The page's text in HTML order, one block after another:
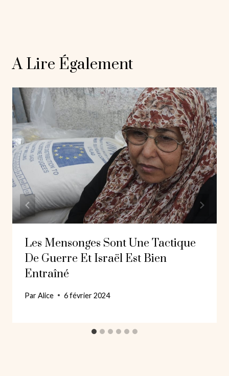
A Lire Également
Les Mensonges Sont Une Tactique
De Guerre Et Israël Est Bien
Entraîné
ParAlice 6 février 2024